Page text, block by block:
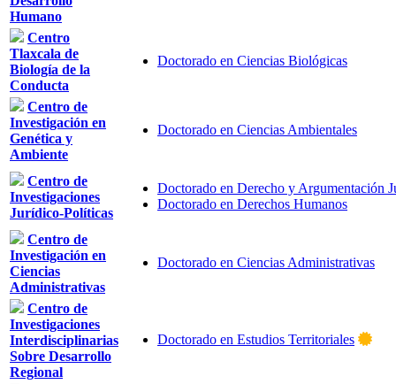
Humano
Centro
Tlaxcala de
Biología de la
Conducta
Doctorado en Ciencias Biológicas
Centro de
Investigación en
Genética y
Ambiente
Doctorado en Ciencias Ambientales
Centro de
Investigaciones
Jurídico-Políticas
Doctorado en Derecho y Argumentación
Doctorado en Derechos Humanos
Centro de
Investigación en
Ciencias
Administrativas
Doctorado en Ciencias Administrativas
Centro de
Investigaciones
Interdisciplinarias
Sobre Desarrollo
Regional
Doctorado en Estudios Territoriales